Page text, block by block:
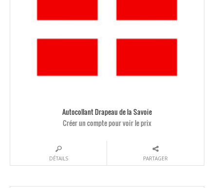
Autocollant Drapeau de la Savoie
Créer un compte pour voir le prix
DÉTAILS PARTAGER